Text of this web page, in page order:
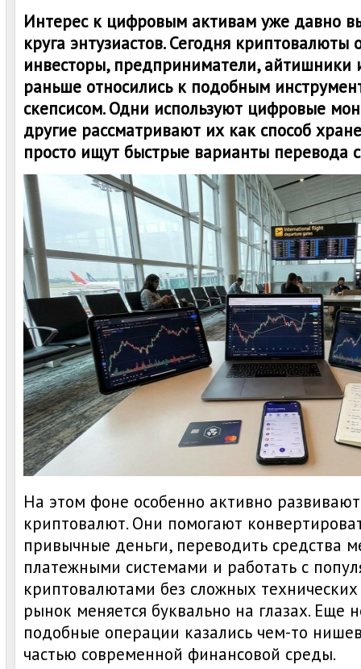
Интерес к цифровым активам уже давно
круга энтузиастов. Сегодня
инвесторы, предприниматели,
раньше относились к подобным
скепсисом. Одни используют цифровые
другие рассматривают их как способ
просто ищут быстрые варианты перевода
На этом фоне особенно активно
криптовалют. Они помогают
привычные деньги, переводить средства
платежными системами и работать с
криптовалютами без сложных
рынок меняется буквально на глазах. Еще
подобные операции казались чем-то
частью современной финансовой среды.